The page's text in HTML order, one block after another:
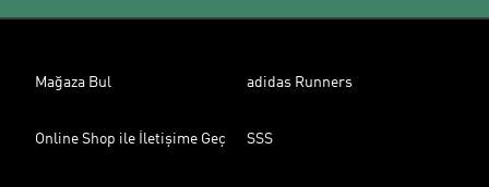
Mağaza Bul adidas Runners
Online Shop ile İletişime Geç SSS